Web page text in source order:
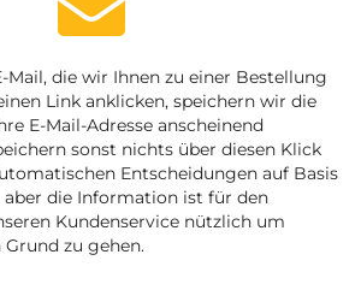
Mail, die wir Ihnen zu einer Bestellung
Link anklicken, speichern wir die
E-Mail-Adresse anscheinend
sonst nichts über diesen Klick
Entscheidungen auf Basis
die Information ist für den
Kundenservice nützlich um
zu gehen.